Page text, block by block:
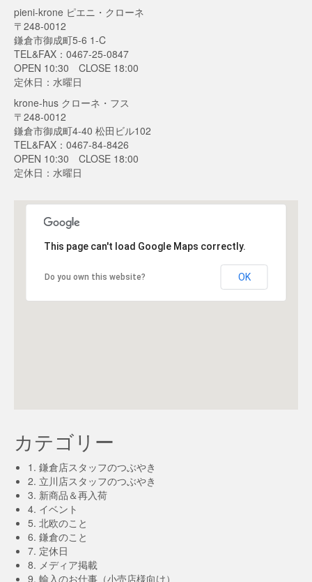
pieni-krone ピエニ・クローネ
〒248-0012
鎌倉市御成町5-6 1-C
TEL&FAX：0467-25-0847
OPEN 10:30 CLOSE 18:00
定休日：水曜日
krone-hus クローネ・フス
〒248-0012
鎌倉市御成町4-40 松田ビル102
TEL&FAX：0467-84-8426
OPEN 10:30 CLOSE 18:00
定休日：水曜日
This page can't load Google Maps correctly.
Do you own this website? OK
カテゴリー
1. 鎌倉店スタッフのつぶやき
2. 立川店スタッフのつぶやき
3. 新商品＆再入荷
4. イベント
5. 北欧のこと
6. 鎌倉のこと
7. 定休日
8. メディア掲載
9. 輸入のお仕事（小売店様向け）